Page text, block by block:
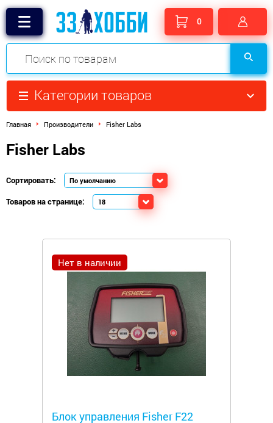
0
Категории товаров
Главная Производители Fisher Labs
Fisher Labs
Сортировать:
Товаров на странице:
Нет в наличии
Блок управления Fisher F22